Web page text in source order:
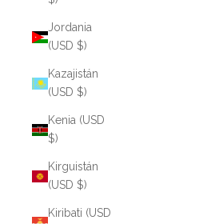
Jordania
(USD $)
Kazajistán
(USD $)
Kenia (USD
$)
Kirguistán
(USD $)
Kiribati (USD